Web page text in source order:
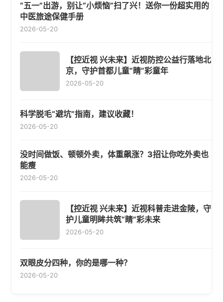
“五一”出游，别让“小烦恼”扫了兴！送你一份超实用的
中医旅途保健手册
2026-05-20
【控近视 兴未来】近视防控公益行落地北
京，守护首都儿童“睛”彩童年
2026-05-20
科学脱毛“避坑”指南，建议收藏！
2026-05-20
没时间做饭、顿顿外卖，体重飙涨？3招让你吃外卖也
能瘦
2026-05-20
【控近视 兴未来】近视科普走进金陵，守
护儿童明眸共筑“睛”彩未来
2026-05-20
双眼皮分四种，你的是哪一种？
2026-05-20